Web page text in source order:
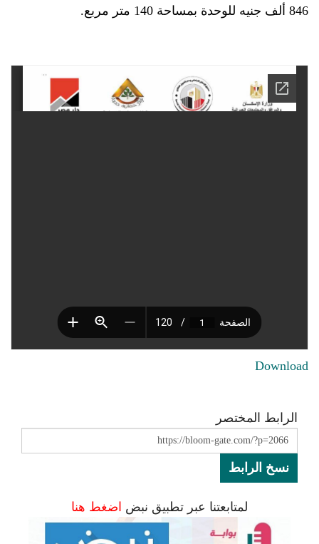
846 ألف جنيه للوحدة بمساحة 140 متر مربع.
Download
الرابط المختصر
نسخ الرابط
لمتابعتنا عبر تطبيق نبض اضغط هنا